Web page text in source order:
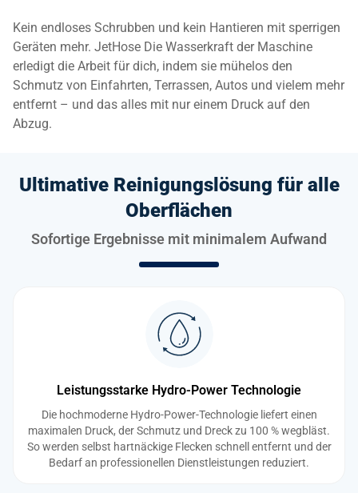
Kein endloses Schrubben und kein Hantieren mit sperrigen
Geräten mehr. JetHose Die Wasserkraft der Maschine
erledigt die Arbeit für dich, indem sie mühelos den
Schmutz von Einfahrten, Terrassen, Autos und vielem mehr
entfernt – und das alles mit nur einem Druck auf den
Abzug.
Ultimative Reinigungslösung für alle
Oberflächen
Sofortige Ergebnisse mit minimalem Aufwand
Leistungsstarke Hydro-Power Technologie
Die hochmoderne Hydro-Power-Technologie liefert einen
maximalen Druck, der Schmutz und Dreck zu 100 % wegbläst.
So werden selbst hartnäckige Flecken schnell entfernt und der
Bedarf an professionellen Dienstleistungen reduziert.